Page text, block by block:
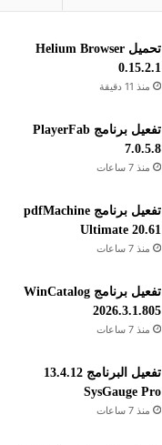
تحميل Helium Browser
0.15.2.1
منذ 11 دقيقة
تفعيل برنامج PlayerFab
7.0.5.8
منذ 7 ساعات
تفعيل برنامج pdfMachine
Ultimate 20.61
منذ 7 ساعات
تفعيل برنامج WinCatalog
2026.3.1.805
منذ 7 ساعات
تفعيل البرنامج 13.4.12
SysGauge Pro
منذ 7 ساعات